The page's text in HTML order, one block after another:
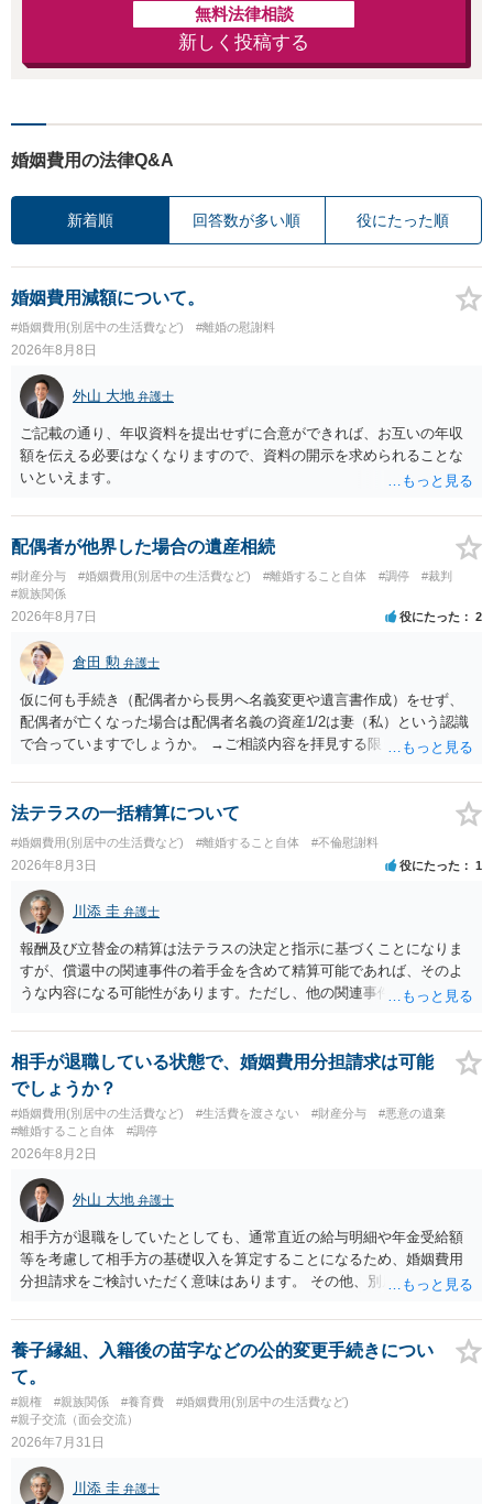
無料法律相談
新しく投稿する
婚姻費用の法律Q&A
新着順 回答数が多い順 役にたった順
婚姻費用減額について。
#婚姻費用(別居中の生活費など) #離婚の慰謝料
2026年8月8日
外山 大地 弁護士
ご記載の通り、年収資料を提出せずに合意ができれば、お互いの年収
額を伝える必要はなくなりますので、資料の開示を求められることな
いといえます。
配偶者が他界した場合の遺産相続
#財産分与 #婚姻費用(別居中の生活費など) #離婚すること自体 #調停
#裁判
#親族関係
2026年8月7日 役にたった 2
倉田 勲 弁護士
仮に何も手続き（配偶者から長男へ名義変更や遺言書作成）をせず、
配偶者が亡くなった場合は配偶者名義の資産1/2は妻（私）という認識
で合っていますでしょうか。 →ご相談内容を拝見する限りでは、その
完全に所有する場合は、他の相続人に対して自宅の評価額の１/２の代
償金の支払いが必要になります。
法テラスの一括精算について
#婚姻費用(別居中の生活費など) #離婚すること自体 #不倫慰謝料
2026年8月3日 役にたった 1
川添 圭 弁護士
報酬及び立替金の精算は法テラスの決定と指示に基づくことになりま
すが、償還中の関連事件の着手金を含めて精算可能であれば、そのよ
うな内容になる可能性があります。ただし、他の関連事件でも相手方
情によって対応が違いますので、法テラスへお尋ねいただいた方が確
実です。
相手が退職している状態で、婚姻費用分担請求は可能
でしょうか？
#婚姻費用(別居中の生活費など) #生活費を渡さない #財産分与
#悪意の遺棄
#離婚すること自体
#調停
2026年8月2日
外山 大地 弁護士
相手方が退職をしていたとしても、通常直近の給与明細や年金受給額
等を考慮して相手方の基礎収入を算定することになるため、婚姻費用
分担請求をご検討いただく意味はあります。 その他、別居の経緯、質
て、ご検討いただくのが良いかと思います。
養子縁組、入籍後の苗字などの公的変更手続きについ
て。
#親権 #親族関係 #養育費
#婚姻費用(別居中の生活費など)
#親子交流（面会交流）
2026年7月31日
川添 圭 弁護士